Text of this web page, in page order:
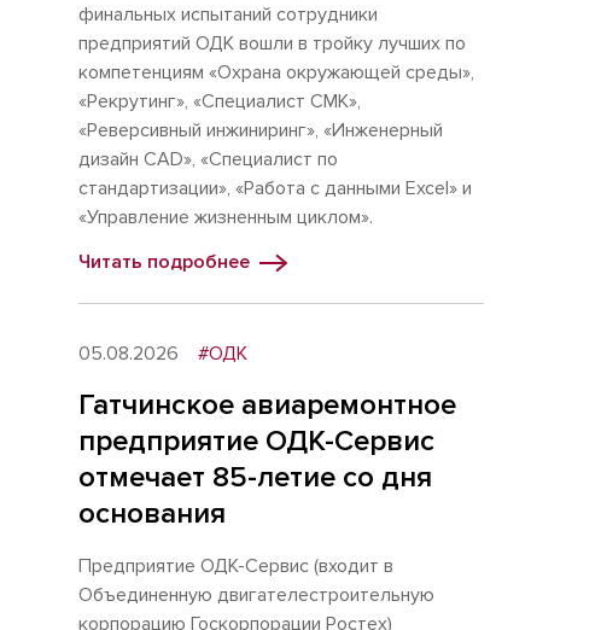
финальных испытаний сотрудники
предприятий ОДК вошли в тройку лучших по
компетенциям «Охрана окружающей среды»,
«Рекрутинг», «Специалист СМК»,
«Реверсивный инжиниринг», «Инженерный
дизайн CAD», «Специалист по
стандартизации», «Работа с данными Excel» и
«Управление жизненным циклом».
Читать подробнее
05.08.2026 #ОДК
Гатчинское авиаремонтное
предприятие ОДК-Сервис
отмечает 85-летие со дня
основания
Предприятие ОДК-Сервис (входит в
Объединенную двигателестроительную
корпорацию Госкорпорации Ростех)